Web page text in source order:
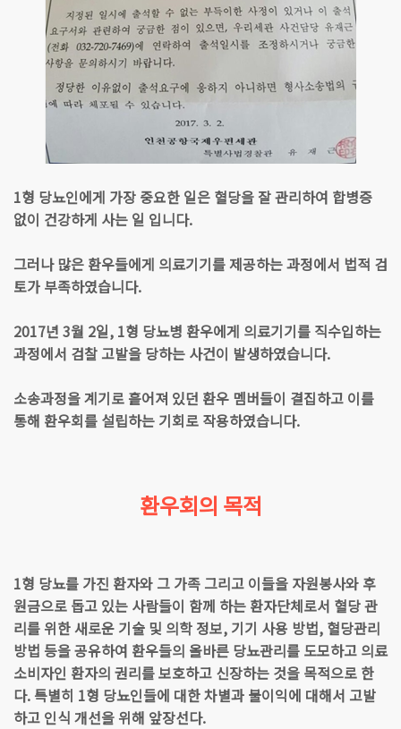
1형 당뇨인에게 가장 중요한 일은 혈당을 잘 관리하여 합병증
없이 건강하게 사는 일 입니다.
그러나 많은 환우들에게 의료기기를 제공하는 과정에서 법적 검
토가 부족하였습니다.
2017년 3월 2일, 1형 당뇨병 환우에게 의료기기를 직수입하는
과정에서 검찰 고발을 당하는 사건이 발생하였습니다.
소송과정을 계기로 흩어져 있던 환우 멤버들이 결집하고 이를
통해 환우회를 설립하는 기회로 작용하였습니다.
환우회의 목적
1형 당뇨를 가진 환자와 그 가족 그리고 이들을 자원봉사와 후
원금으로 돕고 있는 사람들이 함께 하는 환자단체로서 혈당 관
리를 위한 새로운 기술 및 의학 정보, 기기 사용 방법, 혈당관리
방법 등을 공유하여 환우들의 올바른 당뇨관리를 도모하고 의료
소비자인 환자의 권리를 보호하고 신장하는 것을 목적으로 한
다. 특별히 1형 당뇨인들에 대한 차별과 불이익에 대해서 고발
하고 인식 개선을 위해 앞장선다.